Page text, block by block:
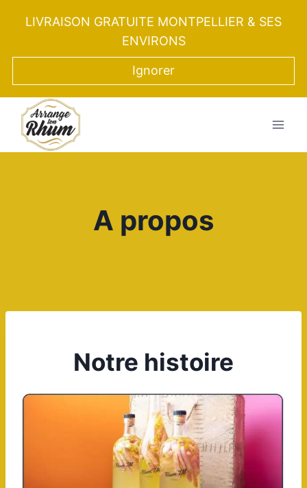
LIVRAISON GRATUITE MONTPELLIER & SES
ENVIRONS
Ignorer
A propos
Notre histoire